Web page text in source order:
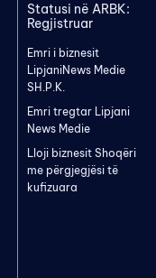
Statusi në ARBK:
Regjistruar
Emri i biznesit
LipjaniNews Medie
SH.P.K.
Emri tregtar Lipjani
News Medie
Lloji biznesit Shoqëri
me përgjegjësi të
kufizuara